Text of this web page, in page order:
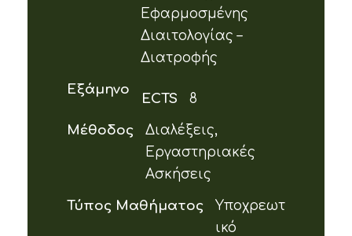
Εφαρμοσμένης
Διαιτολογίας –
Διατροφής
Εξάμηνο
ECTS 8
Μέθοδος
Διαλέξεις,
Εργαστηριακές
Ασκήσεις
Τύπος Μαθήματος
Υποχρεωτ
ικό